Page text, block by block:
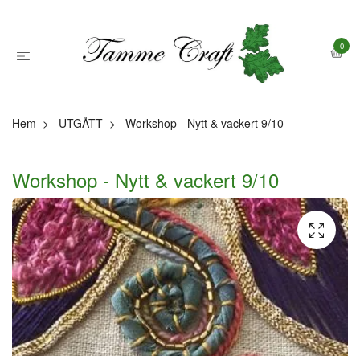
0
Hem UTGÅTT Workshop - Nytt & vackert 9/10
Workshop - Nytt & vackert 9/10